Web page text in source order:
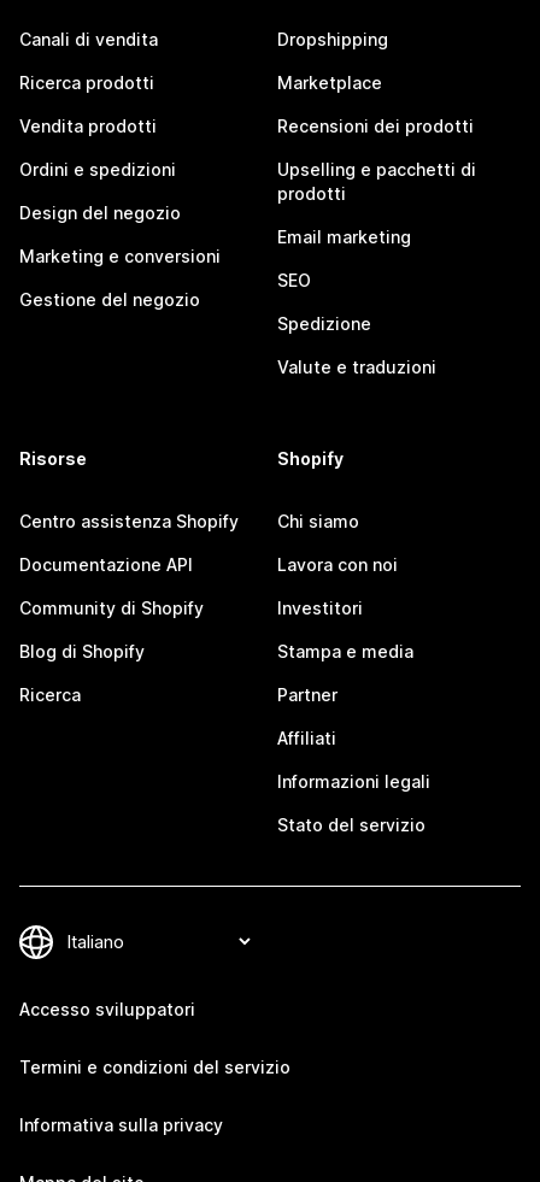
Canali di vendita
Ricerca prodotti
Vendita prodotti
Ordini e spedizioni
Design del negozio
Marketing e conversioni
Gestione del negozio
Dropshipping
Marketplace
Recensioni dei prodotti
Upselling e pacchetti di
prodotti
Email marketing
SEO
Spedizione
Valute e traduzioni
Risorse
Centro assistenza Shopify
Documentazione API
Community di Shopify
Blog di Shopify
Ricerca
Shopify
Chi siamo
Lavora con noi
Investitori
Stampa e media
Partner
Affiliati
Informazioni legali
Stato del servizio
Accesso sviluppatori
Termini e condizioni del servizio
Informativa sulla privacy